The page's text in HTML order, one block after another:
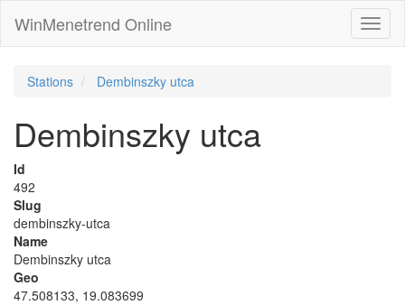
WinMenetrend Online
Stations Dembinszky utca
Dembinszky utca
Id
492
Slug
dembinszky-utca
Name
Dembinszky utca
Geo
47.508133, 19.083699